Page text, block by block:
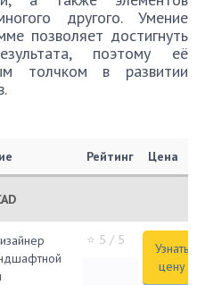
другого. Умение
позволяет достигнуть
поэтому её
толчком в развитии
Рейтинг Цена
⭐ 5 / 5
Узнать
цену